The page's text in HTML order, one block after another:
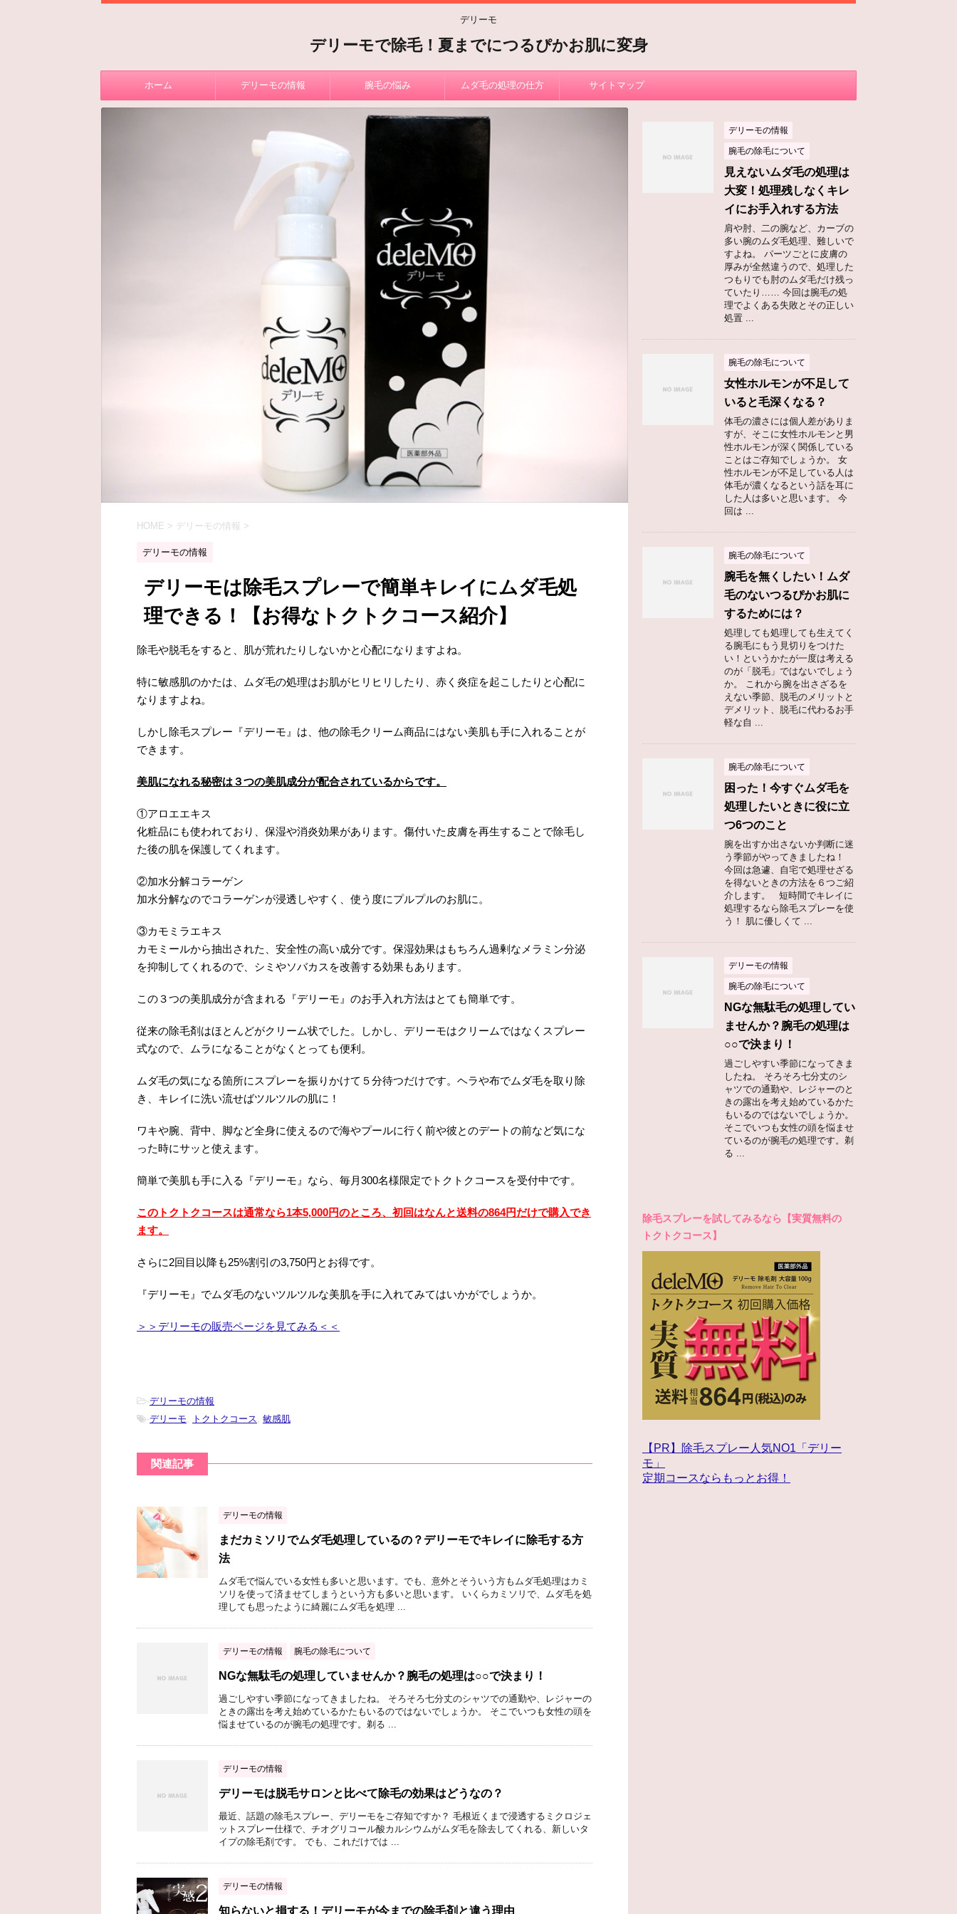
デリーモ
デリーモで除毛！夏までにつるぴかお肌に変身
ホーム デリーモの情報 腕毛の悩み ムダ毛の処理の仕方 サイトマップ
HOME > デリーモの情報 >
デリーモの情報
デリーモは除毛スプレーで簡単キレイにムダ毛処
理できる！【お得なトクトクコース紹介】
除毛や脱毛をすると、肌が荒れたりしないかと心配になりますよね。
特に敏感肌のかたは、ムダ毛の処理はお肌がヒリヒリしたり、赤く炎症を起こしたりと心配に
なりますよね。
しかし除毛スプレー『デリーモ』は、他の除毛クリーム商品にはない美肌も手に入れることが
できます。
美肌になれる秘密は３つの美肌成分が配合されているからです。
①アロエエキス
化粧品にも使われており、保湿や消炎効果があります。傷付いた皮膚を再生することで除毛し
た後の肌を保護してくれます。
②加水分解コラーゲン
加水分解なのでコラーゲンが浸透しやすく、使う度にプルプルのお肌に。
③カモミラエキス
カモミールから抽出された、安全性の高い成分です。保湿効果はもちろん過剰なメラミン分泌
を抑制してくれるので、シミやソバカスを改善する効果もあります。
この３つの美肌成分が含まれる『デリーモ』のお手入れ方法はとても簡単です。
従来の除毛剤はほとんどがクリーム状でした。しかし、デリーモはクリームではなくスプレー
式なので、ムラになることがなくとっても便利。
ムダ毛の気になる箇所にスプレーを振りかけて５分待つだけです。ヘラや布でムダ毛を取り除
き、キレイに洗い流せばツルツルの肌に！
ワキや腕、背中、脚など全身に使えるので海やプールに行く前や彼とのデートの前など気にな
った時にサッと使えます。
簡単で美肌も手に入る『デリーモ』なら、毎月300名様限定でトクトクコースを受付中です。
このトクトクコースは通常なら1本5,000円のところ、初回はなんと送料の864円だけで購入でき
ます。
さらに2回目以降も25%割引の3,750円とお得です。
『デリーモ』でムダ毛のないツルツルな美肌を手に入れてみてはいかがでしょうか。
＞＞デリーモの販売ページを見てみる＜＜
-デリーモの情報
-デリーモ, トクトクコース, 敏感肌
関連記事
デリーモの情報
まだカミソリでムダ毛処理しているの？デリーモでキレイに除毛する方
法
ムダ毛で悩んでいる女性も多いと思います。でも、意外とそういう方もムダ毛処理はカミ
ソリを使って済ませてしまうという方も多いと思います。 いくらカミソリで、ムダ毛を処
理しても思ったように綺麗にムダ毛を処理 ...
デリーモの情報 腕毛の除毛について
NGな無駄毛の処理していませんか？腕毛の処理は○○で決まり！
過ごしやすい季節になってきましたね。 そろそろ七分丈のシャツでの通勤や、レジャーの
ときの露出を考え始めているかたもいるのではないでしょうか。 そこでいつも女性の頭を
悩ませているのが腕毛の処理です。剃る ...
デリーモの情報
デリーモは脱毛サロンと比べて除毛の効果はどうなの？
最近、話題の除毛スプレー、デリーモをご存知ですか？ 毛根近くまで浸透するミクロジェ
ットスプレー仕様で、チオグリコール酸カルシウムがムダ毛を除去してくれる、新しいタ
イプの除毛剤です。 でも、これだけでは ...
デリーモの情報
知らないと損する！デリーモが今までの除毛剤と違う理由
デリーモの情報
腕毛の除毛について
見えないムダ毛の処理は
大変！処理残しなくキレ
イにお手入れする方法
肩や肘、二の腕など、カーブの
多い腕のムダ毛処理、難しいで
すよね。 パーツごとに皮膚の
厚みが全然違うので、処理した
つもりでも肘のムダ毛だけ残っ
ていたり…… 今回は腕毛の処
理でよくある失敗とその正しい
処置 ...
腕毛の除毛について
女性ホルモンが不足して
いると毛深くなる？
体毛の濃さには個人差がありま
すが、そこに女性ホルモンと男
性ホルモンが深く関係している
ことはご存知でしょうか。 女
性ホルモンが不足している人は
体毛が濃くなるという話を耳に
した人は多いと思います。 今
回は ...
腕毛の除毛について
腕毛を無くしたい！ムダ
毛のないつるぴかお肌に
するためには？
処理しても処理しても生えてく
る腕毛にもう見切りをつけた
い！というかたが一度は考える
のが「脱毛」ではないでしょう
か。 これから腕を出さざるを
えない季節、脱毛のメリットと
デメリット、脱毛に代わるお手
軽な自 ...
腕毛の除毛について
困った！今すぐムダ毛を
処理したいときに役に立
つ6つのこと
腕を出すか出さないか判断に迷
う季節がやってきましたね！
今回は急遽、自宅で処理せざる
を得ないときの方法を６つご紹
介します。 短時間でキレイに
処理するなら除毛スプレーを使
う！ 肌に優しくて ...
デリーモの情報
腕毛の除毛について
NGな無駄毛の処理してい
ませんか？腕毛の処理は
○○で決まり！
過ごしやすい季節になってきま
したね。 そろそろ七分丈のシ
ャツでの通勤や、レジャーのと
きの露出を考え始めているかた
もいるのではないでしょうか。
そこでいつも女性の頭を悩ませ
ているのが腕毛の処理です。剃
る ...
除毛スプレーを試してみるなら【実質無料の
トクトクコース】
【PR】除毛スプレー人気NO1「デリー
モ」
定期コースならもっとお得！